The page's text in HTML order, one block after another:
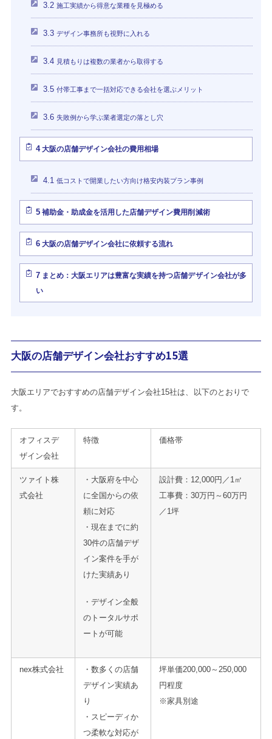
3.2 施工実績から得意な業種を見極める
3.3 デザイン事務所も視野に入れる
3.4 見積もりは複数の業者から取得する
3.5 付帯工事まで一括対応できる会社を選ぶメリット
3.6 失敗例から学ぶ業者選定の落とし穴
4大阪の店舗デザイン会社の費用相場
4.1 低コストで開業したい方向け格安内装プラン事例
5補助金・助成金を活用した店舗デザイン費用削減術
6大阪の店舗デザイン会社に依頼する流れ
7まとめ：大阪エリアは豊富な実績を持つ店舗デザイン会社が多
い
大阪の店舗デザイン会社おすすめ15選
大阪エリアでおすすめの店舗デザイン会社15社は、以下のとおりで
す。
オフィスデ
ザイン会社
特徴 価格帯
ツァイト株
式会社
・大阪府を中心
に全国からの依
頼に対応
・現在までに約
30件の店舗デザ
イン案件を手が
けた実績あり
・デザイン全般
のトータルサポ
ートが可能
設計費：12,000円／1㎡
工事費：30万円～60万円
／1坪
nex株式会社
・数多くの店舗
デザイン実績あ
り
・スピーディか
つ柔軟な対応が
坪単価200,000～250,000
円程度
※家具別途